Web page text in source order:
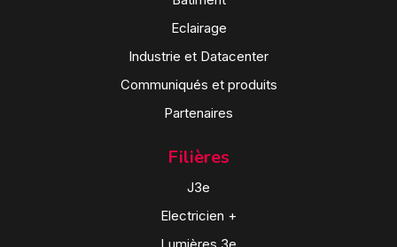
Eclairage
Industrie et Datacenter
Communiqués et produits
Partenaires
Filières
J3e
Electricien +
Lumières 3e